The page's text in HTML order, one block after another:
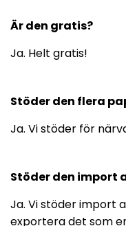
Är den gratis?
Ja. Helt gratis!
Stöder den flera
Ja. Vi stöder för
Stöder den import
Ja. Vi stöder import
exportera det som